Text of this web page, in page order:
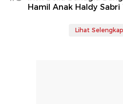
Hamil Anak Haldy Sabri
Lihat